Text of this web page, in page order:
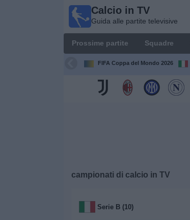
Calcio in TV
Guida alle partite televisive
Prossime partite Squadre
FIFA Coppa del Mondo 2026
campionati di calcio in TV
Serie B (10)